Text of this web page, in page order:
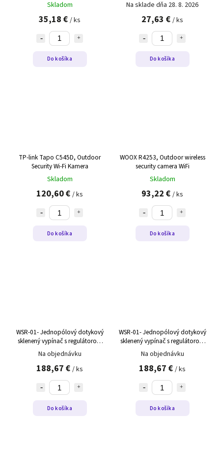
Skladom
35,18 € / ks
Do košíka
Na sklade dňa 28. 8. 2026
27,63 € / ks
Do košíka
TP-link Tapo C545D, Outdoor
Security Wi-Fi Kamera
Skladom
120,60 € / ks
Do košíka
WOOX R4253, Outdoor wireless
security camera WiFi
Skladom
93,22 € / ks
Do košíka
WSR-01- Jednopólový dotykový
sklenený vypínač s regulátorom
teploty WSR-01 čierny,ľavý
Na objednávku
188,67 € / ks
Do košíka
WSR-01- Jednopólový dotykový
sklenený vypínač s regulátorom
teploty WSR-01 čierny,pravý
Na objednávku
188,67 € / ks
Do košíka